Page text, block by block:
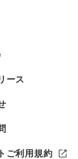
ース
ご利用規約